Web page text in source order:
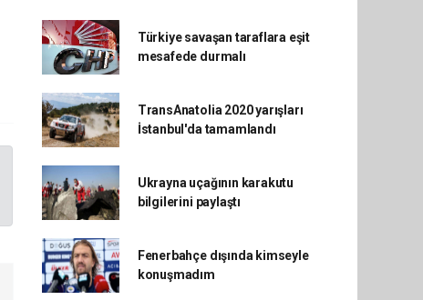
Türkiye savaşan taraflara eşit
mesafede durmalı
TransAnatolia 2020 yarışları
İstanbul'da tamamlandı
Ukrayna uçağının karakutu
bilgilerini paylaştı
Fenerbahçe dışında kimseyle
konuşmadım